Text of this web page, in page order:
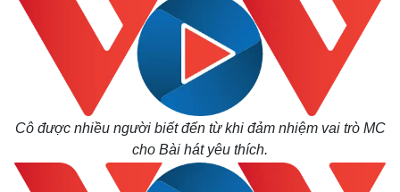
Cô được nhiều người biết đến từ khi đảm nhiệm vai trò MC
cho Bài hát yêu thích.